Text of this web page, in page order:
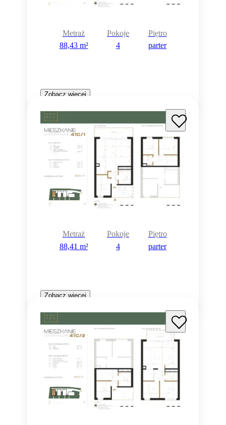
Metraż
88,43 m²
Pokoje
4
Piętro
parter
Zobacz więcej
Metraż
88,41 m²
Pokoje
4
Piętro
parter
Zobacz więcej